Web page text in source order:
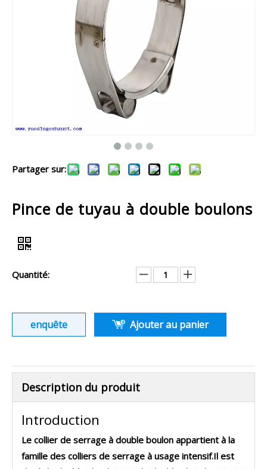
Partager sur:
Pince de tuyau à double boulons
Quantité:
enquête Ajouter au panier
Description du produit
Introduction
Le collier de serrage à double boulon appartient à la
famille des colliers de serrage à usage intensif.Il est